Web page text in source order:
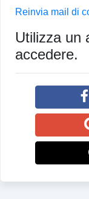
Reinvia mail di
Utilizza un
accedere.